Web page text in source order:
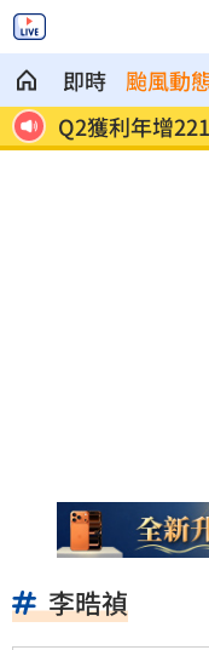
即時 颱風動
！
宏福苑大火調
李晧禎